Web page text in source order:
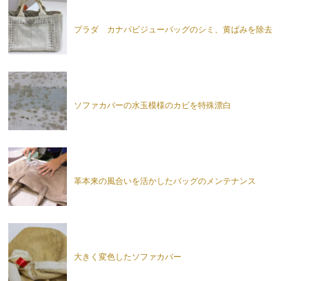
プラダ カナパビジューバッグのシミ、黄ばみを除去
ソファカバーの水玉模様のカビを特殊漂白
革本来の風合いを活かしたバッグのメンテナンス
大きく変色したソファカバー